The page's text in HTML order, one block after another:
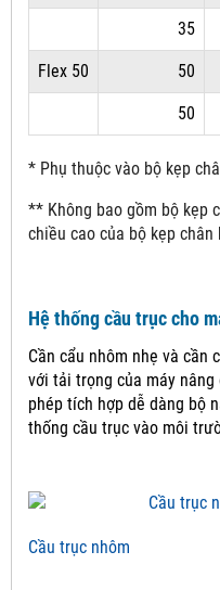
35
Flex 50 50
50
* Phụ thuộc vào bộ kẹp
** Không bao gồm bộ kẹp
chiều cao của bộ kẹp chân
Hệ thống cầu trục cho
Cần cẩu nhôm nhẹ và cần
với tải trọng của máy nâng
phép tích hợp dễ dàng bộ
thống cầu trục vào môi
Cầu trục nhôm